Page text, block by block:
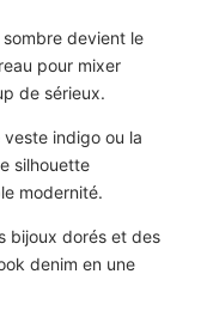
sombre devient le
pour mixer
de sérieux.
veste indigo ou la
silhouette
modernité.
bijoux dorés et des
denim en une